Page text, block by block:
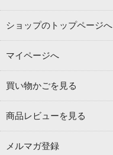
ショップのトップページへ
マイページへ
買い物かごを見る
商品レビューを見る
メルマガ登録